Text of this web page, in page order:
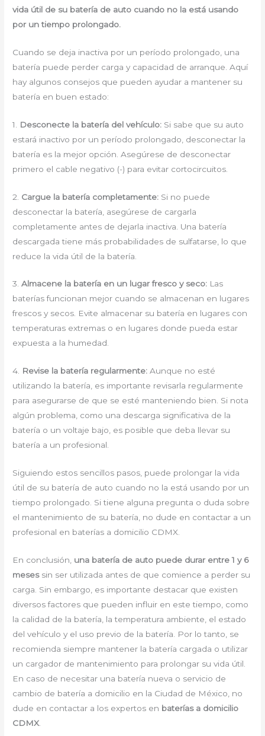
vida útil de su batería de auto cuando no la está usando
por un tiempo prolongado.
Cuando se deja inactiva por un período prolongado, una
batería puede perder carga y capacidad de arranque. Aquí
hay algunos consejos que pueden ayudar a mantener su
batería en buen estado:
1. Desconecte la batería del vehículo: Si sabe que su auto
estará inactivo por un período prolongado, desconectar la
batería es la mejor opción. Asegúrese de desconectar
primero el cable negativo (-) para evitar cortocircuitos.
2. Cargue la batería completamente: Si no puede
desconectar la batería, asegúrese de cargarla
completamente antes de dejarla inactiva. Una batería
descargada tiene más probabilidades de sulfatarse, lo que
reduce la vida útil de la batería.
3.Almacene la batería en un lugar fresco y seco: Las
baterías funcionan mejor cuando se almacenan en lugares
frescos y secos. Evite almacenar su batería en lugares con
temperaturas extremas o en lugares donde pueda estar
expuesta a la humedad.
4. Revise la batería regularmente: Aunque no esté
utilizando la batería, es importante revisarla regularmente
para asegurarse de que se esté manteniendo bien. Si nota
algún problema, como una descarga significativa de la
batería o un voltaje bajo, es posible que deba llevar su
batería a un profesional.
Siguiendo estos sencillos pasos, puede prolongar la vida
útil de su batería de auto cuando no la está usando por un
tiempo prolongado. Si tiene alguna pregunta o duda sobre
el mantenimiento de su batería, no dude en contactar a un
profesional en baterías a domicilio CDMX.
En conclusión, una batería de auto puede durar entre 1 y 6
mesessin ser utilizada antes de que comience a perder su
carga. Sin embargo, es importante destacar que existen
diversos factores que pueden influir en este tiempo, como
la calidad de la batería, la temperatura ambiente, el estado
del vehículo y el uso previo de la batería. Por lo tanto, se
recomienda siempre mantener la batería cargada o utilizar
un cargador de mantenimiento para prolongar su vida útil.
En caso de necesitar una batería nueva o servicio de
cambio de batería a domicilio en la Ciudad de México, no
dude en contactar a los expertos en baterías a domicilio
CDMX